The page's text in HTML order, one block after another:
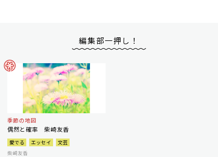
編集部一押し！
季節の地図
偶然と確率 柴崎友香
愛でる エッセイ
文芸
柴崎友香